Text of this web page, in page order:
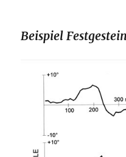
Beispiel